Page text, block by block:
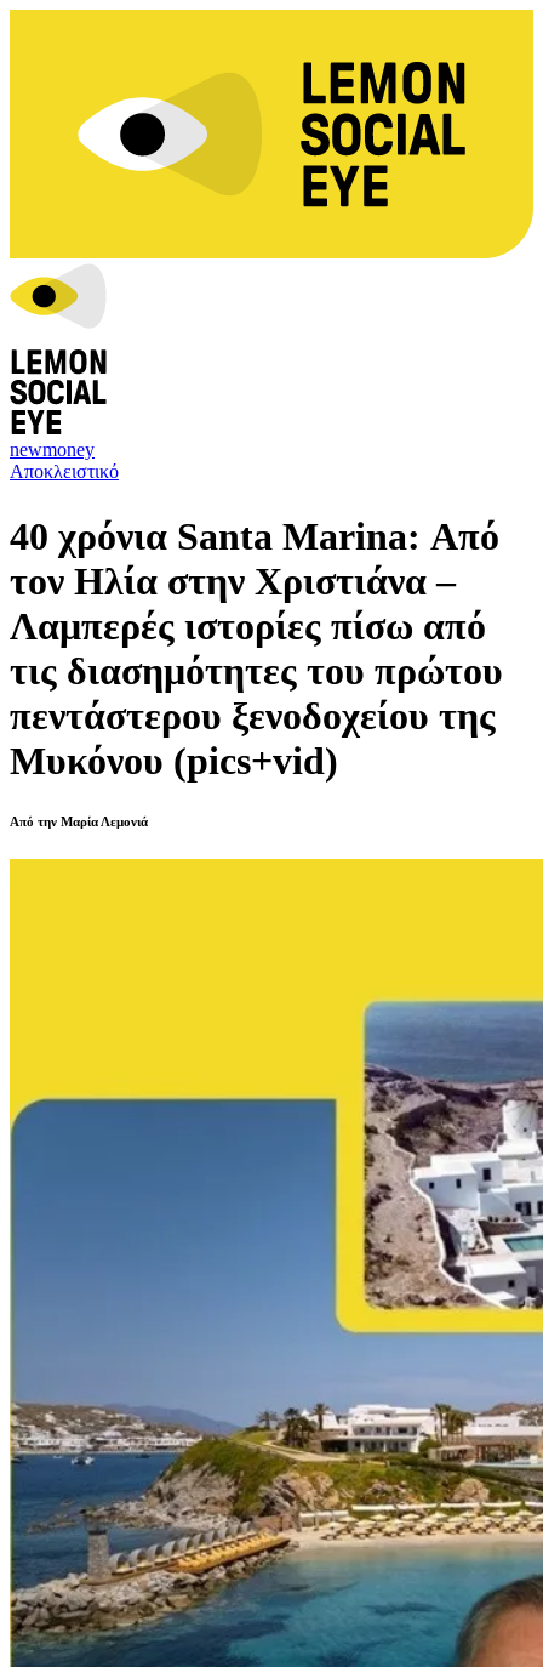
newmoney
Αποκλειστικό
40 χρόνια Santa Marina: Από
τον Ηλία στην Χριστιάνα –
Λαμπερές ιστορίες πίσω από
τις διασημότητες του πρώτου
πεντάστερου ξενοδοχείου της
Μυκόνου (pics+vid)
Από την Μαρία Λεμονιά